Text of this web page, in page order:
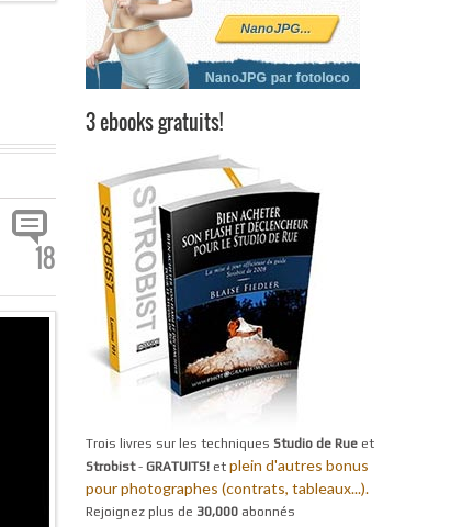
18
3 ebooks gratuits!
Trois livres sur les techniques Studio de Rueet
Strobist- GRATUITS! et plein d'autres bonus
pour photographes (contrats, tableaux...).
Rejoignez plus de 30,000abonnés